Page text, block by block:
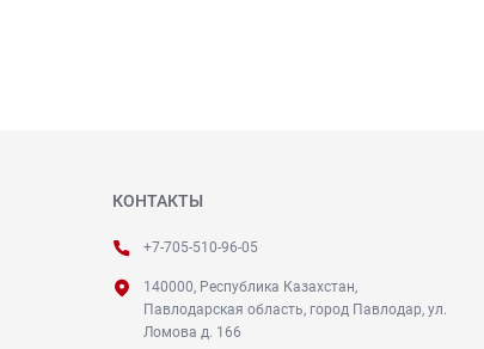
КОНТАКТЫ
+7-705-510-96-05
140000, Республика Казахстан,
Павлодарская область, город Павлодар, ул.
Ломова д. 166